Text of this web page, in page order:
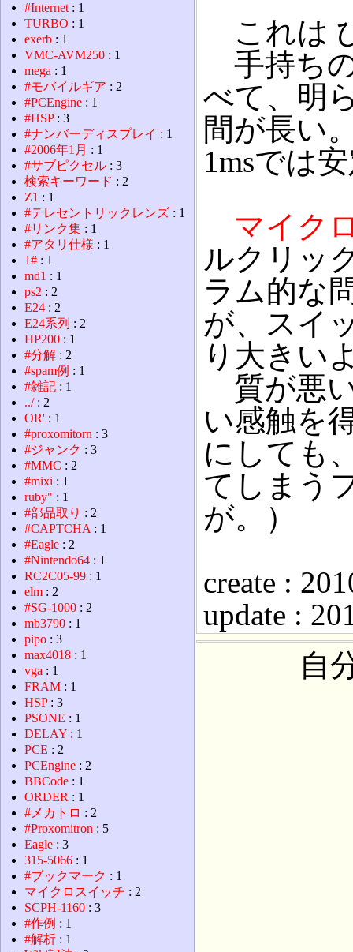
これは
手持ち
べて、明
間が長い
1msでは
マイク
ルクリッ
ラム的な
が、スイ
り大きい
質が悪
い感触を
にしても
てしまう
が。）
create :
update :
自
#Internet : 1
TURBO : 1
exerb : 1
VMC-AVM250 : 1
mega : 1
#モバイルギア : 2
#PCEngine : 1
#HSP: 3
#ナンバーディスプレイ : 1
#2006年1月 : 1
#サブピクセル : 3
検索キーワード : 2
Z1 : 1
#テレセントリックレンズ : 1
#リンク集 : 1
#アタリ仕様 : 1
1# : 1
md1 : 1
ps2 : 2
E24 : 2
E24系列 : 2
HP200 : 1
#分解 : 2
#spam例 : 1
#雑記 : 1
../: 2
OR' : 1
#proxomitorn : 3
#ジャンク : 3
#MMC : 2
#mixi : 1
ruby" : 1
#部品取り : 2
#CAPTCHA : 1
#Eagle : 2
#Nintendo64 : 1
RC2C05-99 : 1
elm : 2
#SG-1000 : 2
mb3790 : 1
pipo : 3
max4018 : 1
vga : 1
FRAM : 1
HSP: 3
PSONE : 1
DELAY : 1
PCE : 2
PCEngine : 2
BBCode : 1
ORDER : 1
#メカトロ : 2
#Proxomitron : 5
Eagle : 3
315-5066 : 1
#ブックマーク : 1
マイクロスイッチ : 2
SCPH-1160 : 3
#作例 : 1
#解析 : 1